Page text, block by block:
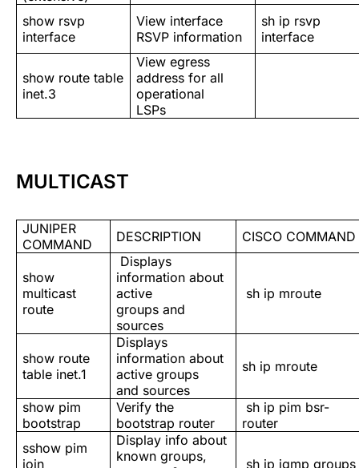
show rsvp
interface
View interface
RSVP information
sh ip rsvp
interface
show route table
inet.3
View egress
address for all
operational
LSPs
MULTICAST
JUNIPER
COMMAND
DESCRIPTION CISCO COMMAND
show
multicast
route
Displays
information about
active
groups and
sources
sh ip mroute
show route
table inet.1
Displays
information about
active groups
and sources
sh ip mroute
show pim
bootstrap
Verify the
bootstrap router
sh ip pim bsr-
router
sshow pim
join
Display info about
known groups,
sh ip igmp groups